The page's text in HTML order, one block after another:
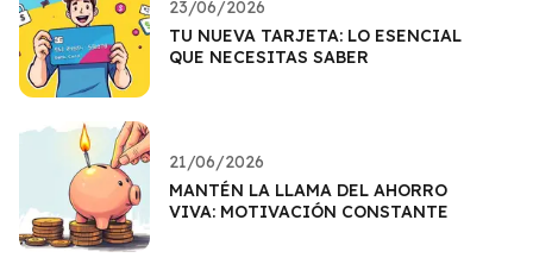
23/06/2026
TU NUEVA TARJETA: LO ESENCIAL
QUE NECESITAS SABER
21/06/2026
MANTÉN LA LLAMA DEL AHORRO
VIVA: MOTIVACIÓN CONSTANTE